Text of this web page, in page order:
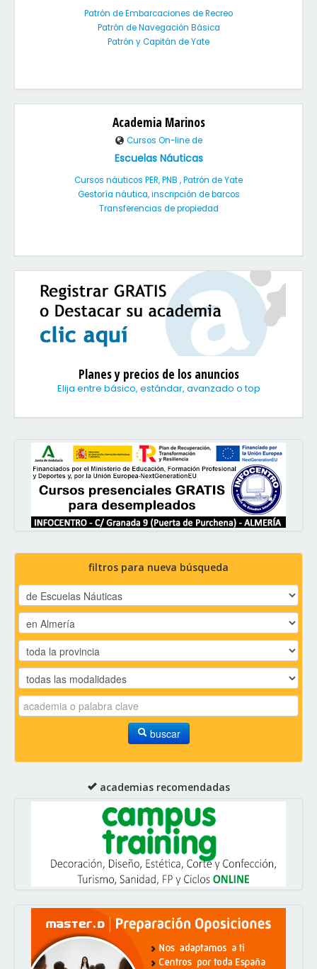
Patrón de Embarcaciones de Recreo
Patrón de Navegación Básica
Patrón y Capitán de Yate
Academia Marinos
Cursos On-line de
Escuelas Náuticas
Cursos náuticos PER, PNB , Patrón de Yate
Gestoría náutica, inscripción de barcos
Transferencias de propiedad
Planes y precios de los anuncios
Elija entre básico, estándar, avanzado o top
filtros para nueva búsqueda
buscar
academias recomendadas